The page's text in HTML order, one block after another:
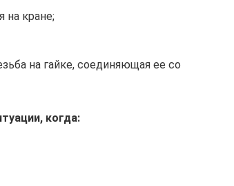
на кране;
на гайке, соединяющая ее со
когда: